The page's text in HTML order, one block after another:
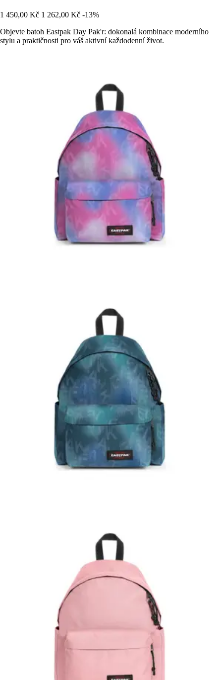
1 450,00 Kč 1 262,00 Kč -13%
Objevte batoh Eastpak Day Pak'r: dokonalá kombinace moderního
stylu a praktičnosti pro váš aktivní každodenní život.